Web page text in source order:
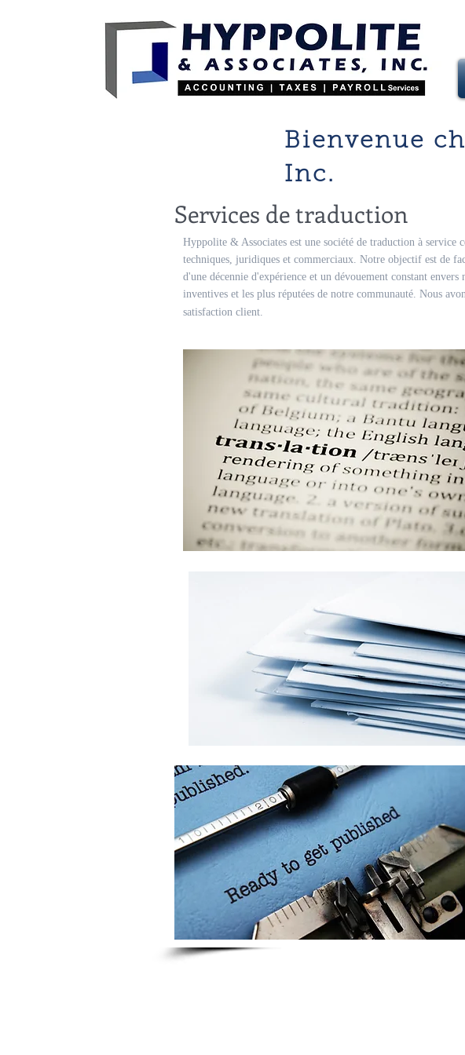
Bienvenue
Inc.
Services de traduction
Hyppolite & Associates est une société de traduction à
techniques, juridiques et commerciaux. Notre objectif est de
d'une décennie d'expérience et un dévouement constant
inventives et les plus réputées de notre communauté. Nous
satisfaction client.